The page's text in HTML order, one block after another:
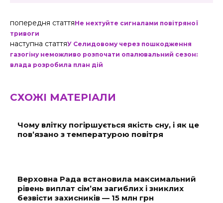
попередня статтяНе нехтуйте сигналами повітряної
тривоги
наступна статтяУ Селидовому через пошкодження
газогіну неможливо розпочати опалювальний сезон:
влада розробила план дій
СХОЖІ МАТЕРІАЛИ
Чому влітку погіршується якість сну, і як це
пов’язано з температурою повітря
Верховна Рада встановила максимальний
рівень виплат сім’ям загиблих і зниклих
безвісти захисників — 15 млн грн